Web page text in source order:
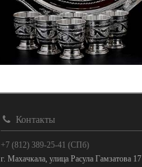
Контакты
+7 (812) 389-25-41 (СПб)
г. Махачкала, улица Расула Гамзатова 17